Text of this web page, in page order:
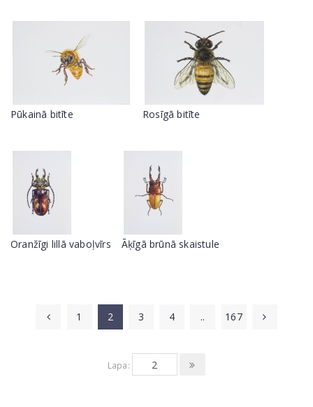
Pūkainā bitīte Rosīgā bitīte
Oranžīgi lillā vaboļvīrs Āķīgā brūnā skaistule
1 2 3 4 .. 167
Lapa: